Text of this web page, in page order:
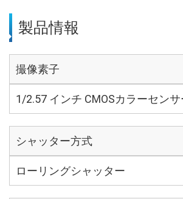
製品情報
撮像素子
1/2.57 インチ CMOSカラーセンサ
シャッター方式
ローリングシャッター